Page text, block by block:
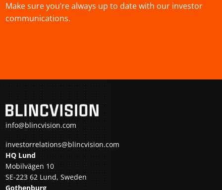
Make sure you’re always up to date with our investor
communications.
info@blincvision.com
investorrelations@blincvision.com
HQ Lund
Mobilvägen 10
SE-223 62 Lund, Sweden
Gothenburg